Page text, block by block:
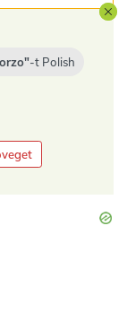
-t Polish